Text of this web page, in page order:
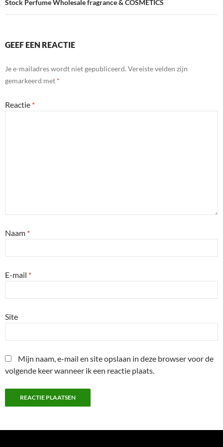
Stock Perfume Wholesale fragrance & COSMETICS
GEEF EEN REACTIE
Je e-mailadres wordt niet gepubliceerd. Vereiste velden zijn
gemarkeerd met *
Reactie *
Naam *
E-mail *
Site
Mijn naam, e-mail en site opslaan in deze browser voor de
volgende keer wanneer ik een reactie plaats.